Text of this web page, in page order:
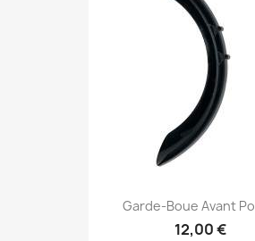
Garde-Boue Avant
12,00 €